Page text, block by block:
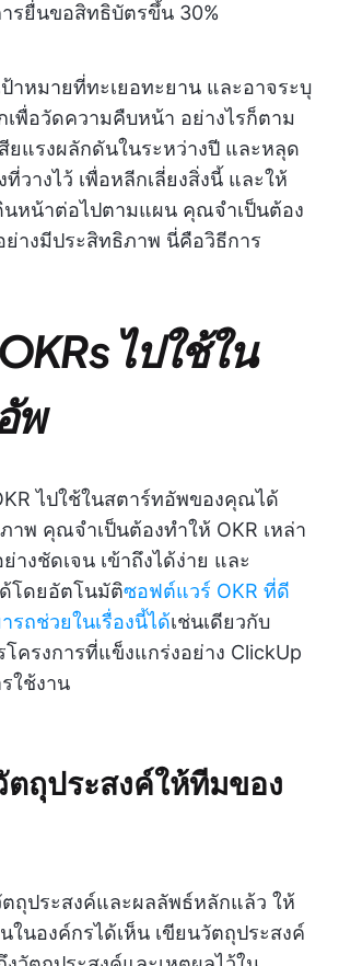
รยื่นขอสิทธิบัตรขึ้น 30%
าหมายที่ทะเยอทะยาน และอาจระบุ
พื่อวัดความคืบหน้า อย่างไรก็ตาม
ยแรงผลักดันในระหว่างปี และหลุด
วางไว้ เพื่อหลีกเลี่ยงสิ่งนี้ และให้
หน้าต่อไปตามแผน คุณจำเป็นต้อง
ย่างมีประสิทธิภาพ นี่คือวิธีการ
ไปใช้ใน
พ
ไปใช้ในสตาร์ทอัพของคุณได้
าพ คุณจำเป็นต้องทำให้ OKR เหล่า
างชัดเจน เข้าถึงได้ง่าย และ
โดยอัตโนมัติซอฟต์แวร์ OKR ที่ดี
รถช่วยในเรื่องนี้ได้เช่นเดียวกับ
โครงการที่แข็งแกร่งอย่าง ClickUp
ใช้งาน
ตถุประสงค์ให้ทีมของ
ถุประสงค์และผลลัพธ์หลักแล้ว ให้
ในองค์กรได้เห็น เขียนวัตถุประสงค์